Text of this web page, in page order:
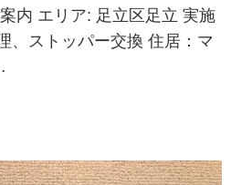
内 エリア: 足立区足立 実施
、ストッパー交換 住居：マ